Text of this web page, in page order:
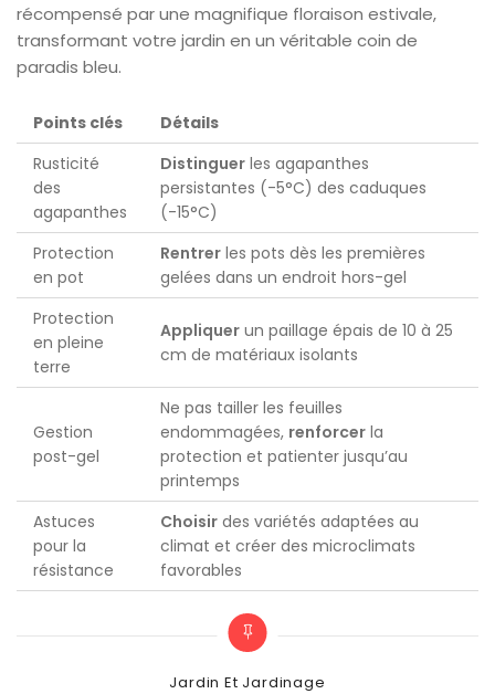
récompensé par une magnifique floraison estivale,
transformant votre jardin en un véritable coin de
paradis bleu.
Points clés
Détails
Rusticité
des
agapanthes
Distinguer les agapanthes
persistantes (-5°C) des caduques
(-15°C)
Protection
en pot
Rentrer les pots dès les premières
gelées dans un endroit hors-gel
Protection
en pleine
terre
Appliquer un paillage épais de 10 à 25
cm de matériaux isolants
Gestion
post-gel
Ne pas tailler les feuilles
endommagées, renforcer la
protection et patienter jusqu’au
printemps
Astuces
pour la
résistance
Choisir des variétés adaptées au
climat et créer des microclimats
favorables
Categories
Jardin Et Jardinage